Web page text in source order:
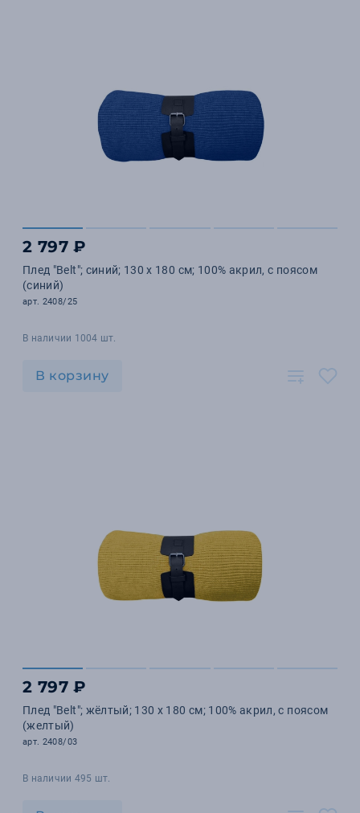
2 797 ₽
Плед "Belt"; синий; 130 х 180 см; 100% акрил, с поясом
(синий)
арт. 2408/25
В наличии 1004 шт.
В корзину
2 797 ₽
Плед "Belt"; жёлтый; 130 х 180 см; 100% акрил, с поясом
(желтый)
арт. 2408/03
В наличии 495 шт.